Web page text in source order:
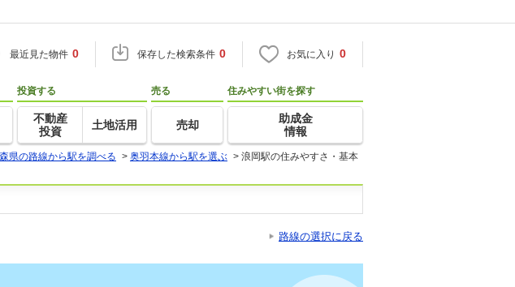
最近見た物件 0 保存した検索条件 0 お気に入り 0
投資する
不動産
投資
土地活用
売る
売却
住みやすい街を探す
助成金
情報
県の路線から駅を調べる > 奥羽本線から駅を選ぶ > 浪岡駅の住みやすさ・基本
路線の選択に戻る